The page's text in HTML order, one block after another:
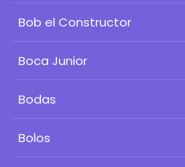
Bob el Constructor
Boca Junior
Bodas
Bolos